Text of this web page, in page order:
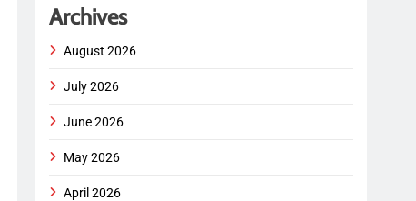
Archives
August 2026
July 2026
June 2026
May 2026
April 2026